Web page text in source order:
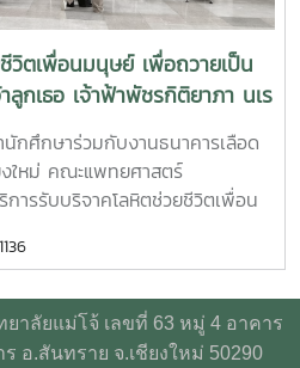
บการดูแลและการส่งต่อกรณี
ชี่ยวชาญทางการแพทย์ ตลอดจน
องสำหรับวันที่สองของการอบรม
วิกฤตในมหาวิทยาลัย เช่น ภาวะ
ร้ายตนเอง ความรุนแรง และการก
รวมถึงการออกแบบ
วามยืดหยุ่นทางใจ (Resilience)
ำคัญกับการดูแลสุขภาพจิตของ
ารเมตตาต่อตนเอง (Self-
"Mental Health Talk" เพื่อแลก
วิตเพื่อนมนุษย์ เพื่อถวายเป็น
ลูกเธอ เจ้าฟ้าพัชรกิติยาภา นเร
าช สาริณีสิริพัชร มหาวัชรราช
กษาร่วมกับงานธนาคารเลือด
งใหม่ คณะแพทยศาสตร์
การรับบริจาคโลหิตช่วยชีวิตเพื่อน
กรมหลวงราช สาริณีสิริพัชร มหา
วีร์ อาคารอำนวย ยศสุข
ด้ชั่วโมงกิจกรรมด้านจิตอาสา ครั้ง
1136
าลัยแม่โจ้ เลขที่ 63 หมู่ 4 อาคาร
อ.สันทราย จ.เชียงใหม่ 50290